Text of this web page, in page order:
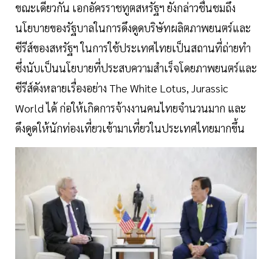
ขณะเดียวกัน เอกอัครราชทูตสหรัฐฯ ยังกล่าวชื่นชมถึง
นโยบายของรัฐบาลในการดึงดูดบริษัทผลิตภาพยนตร์และ
ซีรีส์ของสหรัฐฯ ในการใช้ประเทศไทยเป็นสถานที่ถ่ายทำ
ซึ่งนับเป็นนโยบายที่ประสบความสำเร็จโดยภาพยนตร์และ
ซีรีส์ดังหลายเรื่องอย่าง The White Lotus, Jurassic
World ได้ ก่อให้เกิดการจ้างงานคนไทยจำนวนมาก และ
ดึงดูดให้นักท่องเที่ยวเข้ามาเที่ยวในประเทศไทยมากขึ้น